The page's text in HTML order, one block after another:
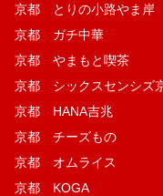
京都 とりの小路やま岸
京都 ガチ中華
京都 やまもと喫茶
京都 シックスセンシズ
京都 HANA吉兆
京都 チーズもの
京都 オムライス
京都 KOGA